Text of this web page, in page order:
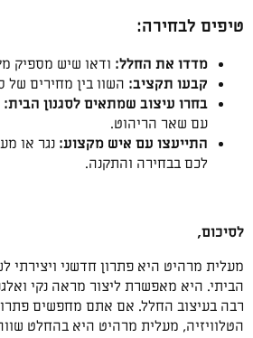
טיפים לבחירה:
מדדו את החלל: ודאו שיש מספיק
קבעו תקציב: השוו בין מחירים של
בחרו עיצוב שמתאים לסגנון הבית:
עם שאר הריהוט.
התייעצו עם איש מקצוע: נגר או
לכם בבחירה והתקנה.
לסיכום,
מעלית מרהיט היא פתרון חדשני ויצירתי
הביתי. היא מאפשרת ליצור מראה נקי
רבה בעיצוב החלל. אם אתם מחפשים
הטלוויזיה, מעלית מרהיט היא בהחלט